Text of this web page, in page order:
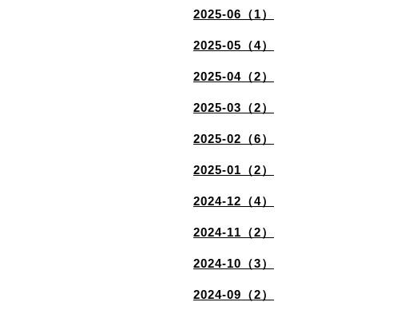
2025-06（1）
2025-05（4）
2025-04（2）
2025-03（2）
2025-02（6）
2025-01（2）
2024-12（4）
2024-11（2）
2024-10（3）
2024-09（2）